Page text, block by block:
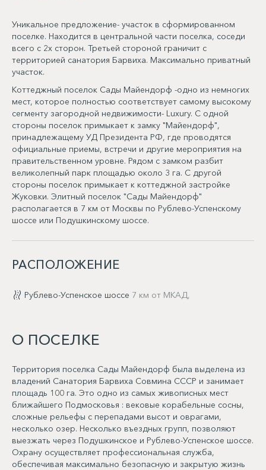
Уникальное предложение- участок в сформированном
поселке. Находится в центральной части поселка, соседи
всего с 2х сторон. Третьей стороной граничит с
территорией санатория Барвиха. Максимально приватный
участок.
Коттеджный поселок Сады Майендорф -одно из немногих
мест, которое полностью соответствует самому высокому
сегменту загородной недвижимости- Luxury. С одной
стороны поселок примыкает к замку "Майендорф",
принадлежащему УД Президента РФ, где проводятся
официальные приемы, встречи и другие мероприятия на
правительственном уровне. Рядом с замком разбит
великолепный парк площадью около 3 га. С другой
стороны поселок примыкает к коттеджной застройке
Жуковки. Элитный поселок "Сады Майендорф"
располагается в 7 км от Москвы по Рублево-Успенскому
шоссе или Подушкинскому шоссе.
РАСПОЛОЖЕНИЕ
Рублево-Успенское шоссе 7 км от МКАД,
О ПОСЕЛКЕ
Территория поселка Сады Майендорф была выделена из
владений Санатория Барвиха Совмина СССР и занимает
площадь 100 га. Это одно из самых живописных мест
ближайшего Подмосковья : вековые корабельные сосны,
сложные рельефы с перепадами высот и оврагами,
несколько озер. Несколько въездных групп, позволяют
выезжать через Подушкинское и Рублево-Успенское шоссе.
Охрану осуществляет профессиональная служба,
обеспечивая максимально безопасную и закрытую жизнь